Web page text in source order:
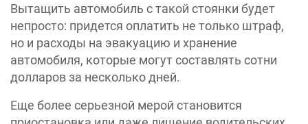
Вытащить автомобиль с такой стоянки будет
непросто: придется оплатить не только штраф,
но и расходы на эвакуацию и хранение
автомобиля, которые могут составлять сотни
долларов за несколько дней.
Еще более серьезной мерой становится